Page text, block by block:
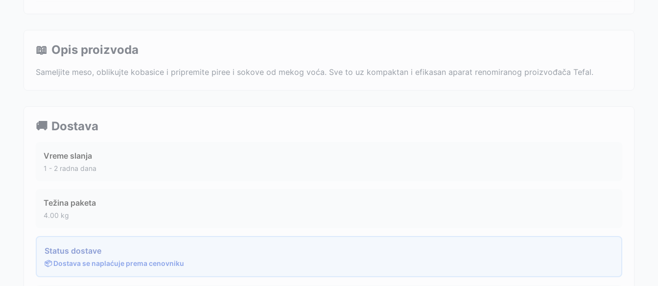
📖 Opis proizvoda
Sameljite meso, oblikujte kobasice i pripremite piree i sokove od mekog voća. Sve to uz kompaktan i efikasan aparat renomiranog proizvođača Tefal.
🚚 Dostava
Vreme slanja
1 - 2 radna dana
Težina paketa
4.00 kg
Status dostave
📦 Dostava se naplaćuje prema cenovniku